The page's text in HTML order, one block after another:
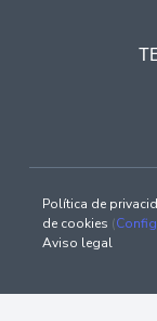
Política de
de cookies (
Aviso legal